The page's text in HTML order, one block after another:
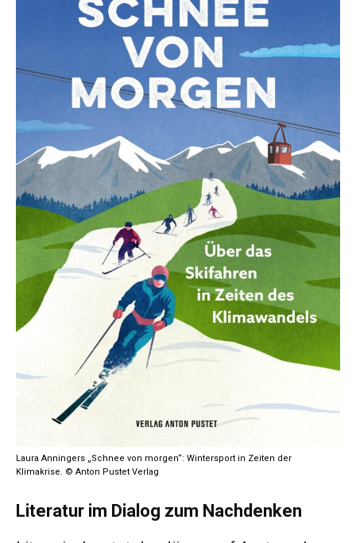
Laura Anningers „Schnee von morgen“: Wintersport in Zeiten der
Klimakrise. © Anton Pustet Verlag
Literatur im Dialog zum Nachdenken